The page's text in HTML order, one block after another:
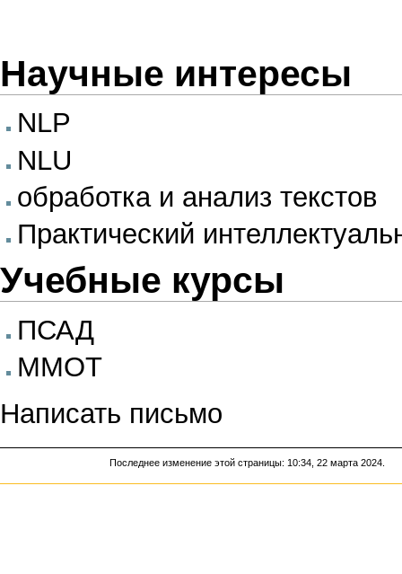
Научные интересы
NLP
NLU
обработка и анализ текстов
Практический
Учебные курсы
ПСАД
ММОТ
Написать письмо
Последнее изменение этой страницы: 10:34, 22 марта 2024.